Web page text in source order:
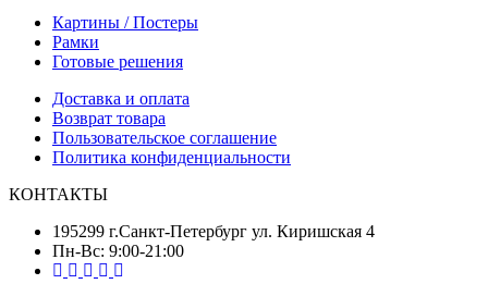
Картины / Постеры
Рамки
Готовые решения
Доставка и оплата
Возврат товара
Пользовательское соглашение
Политика конфиденциальности
КОНТАКТЫ
195299 г.Санкт-Петербург ул. Киришская 4
Пн-Вс: 9:00-21:00